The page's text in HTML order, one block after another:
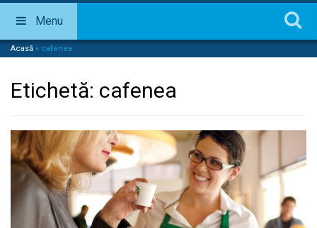
Menu
Acasă » cafenea
Etichetă: cafenea